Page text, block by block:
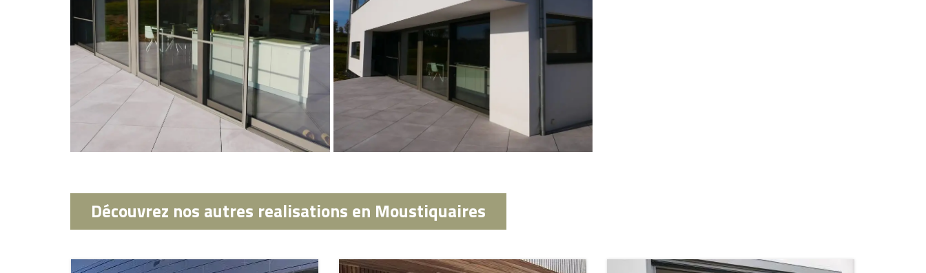
Découvrez nos autres realisations en Moustiquaires